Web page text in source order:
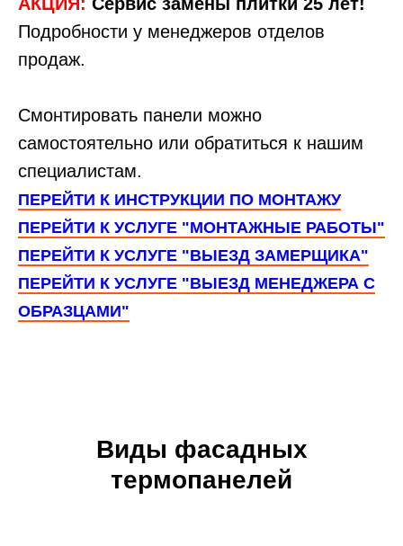
Подробности у менеджеров отделов
продаж.
Смонтировать панели можно
самостоятельно или обратиться к нашим
специалистам.
ПЕРЕЙТИ К ИНСТРУКЦИИ ПО МОНТАЖУ
ПЕРЕЙТИ К УСЛУГЕ "МОНТАЖНЫЕ РАБОТЫ"
ПЕРЕЙТИ К УСЛУГЕ "ВЫЕЗД ЗАМЕРЩИКА"
ПЕРЕЙТИ К УСЛУГЕ "ВЫЕЗД МЕНЕДЖЕРА С
ОБРАЗЦАМИ"
Виды фасадных
термопанелей